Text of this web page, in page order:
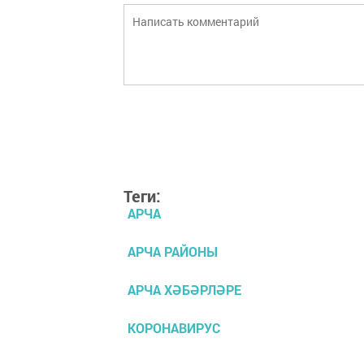
Теги:
АРЧА
АРЧА РАЙОНЫ
АРЧА ХӘБӘРЛӘРЕ
КОРОНАВИРУС